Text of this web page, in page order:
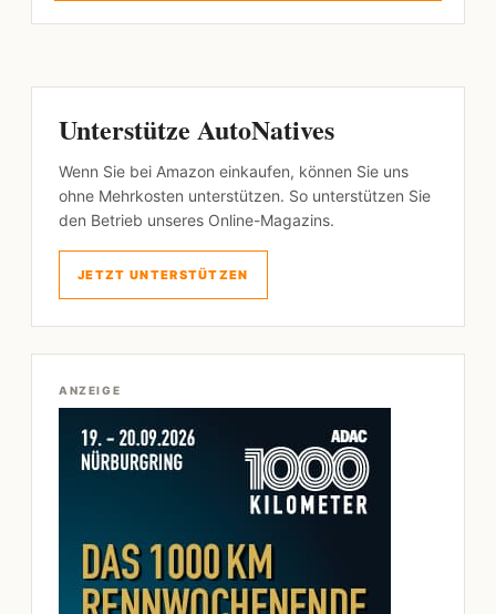
Unterstütze AutoNatives
Wenn Sie bei Amazon einkaufen, können Sie uns
ohne Mehrkosten unterstützen. So unterstützen Sie
den Betrieb unseres Online-Magazins.
JETZT UNTERSTÜTZEN
ANZEIGE